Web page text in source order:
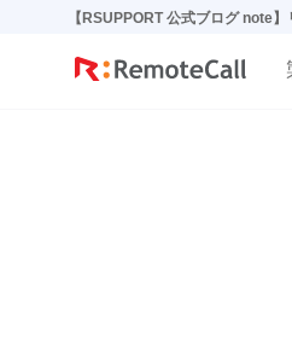
본문 바로가기【RSUPPORT 公式ブログ note